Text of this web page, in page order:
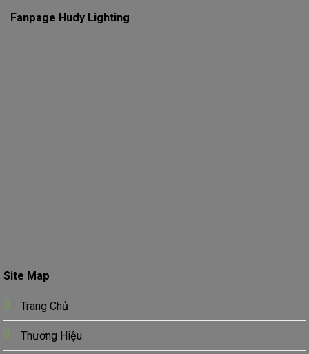
Site Map
Trang Chủ
Thương Hiệu
Fanpage Hudy Lighting